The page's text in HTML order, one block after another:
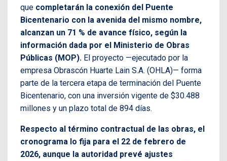
que completarán la conexión del Puente
Bicentenario con la avenida del mismo nombre,
alcanzan un 71 % de avance físico, según la
información dada por el Ministerio de Obras
Públicas (MOP). El proyecto —ejecutado por la
empresa Obrascón Huarte Lain S.A. (OHLA)— forma
parte de la tercera etapa de terminación del Puente
Bicentenario, con una inversión vigente de $30.488
millones y un plazo total de 894 días.
Respecto al término contractual de las obras, el
cronograma lo fija para el 22 de febrero de
2026, aunque la autoridad prevé ajustes